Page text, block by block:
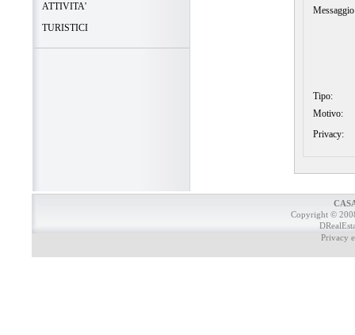
ATTIVITA'
TURISTICI
Tipo:
Motivo:
Privacy:
Copyright ©
Privacy